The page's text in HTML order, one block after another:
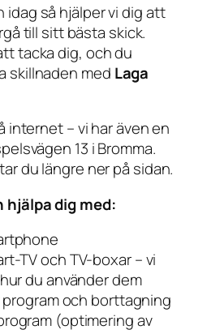
idag så hjälper vi dig att
till sitt bästa skick.
tacka dig, och du
skillnaden med Laga
internet – vi har även en
13 i Bromma.
du längre ner på sidan.
hjälpa dig med:
TV och TV-boxar – vi
du använder dem
och borttagning
(optimering av